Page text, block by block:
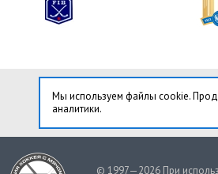
Мы используем файлы cookie.
аналитики.
© 1997—2026 При